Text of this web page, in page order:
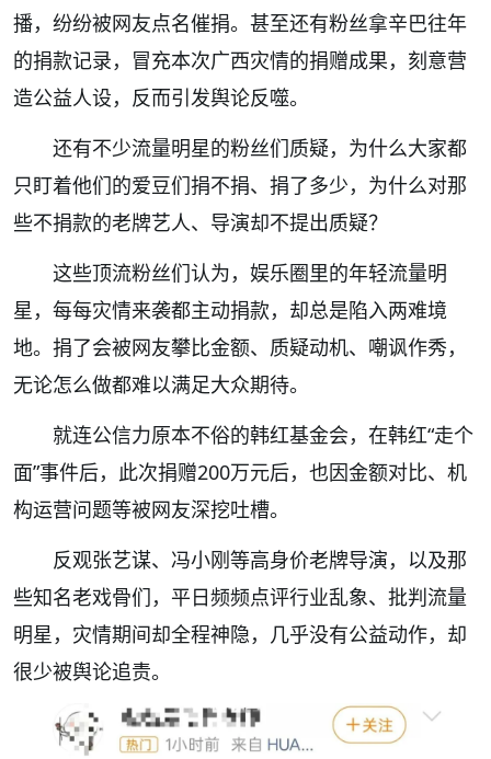
播，纷纷被网友点名催捐。甚至还有粉丝拿辛巴往年
的捐款记录，冒充本次广西灾情的捐赠成果，刻意营
造公益人设，反而引发舆论反噬。
还有不少流量明星的粉丝们质疑，为什么大家都
只盯着他们的爱豆们捐不捐、捐了多少，为什么对那
些不捐款的老牌艺人、导演却不提出质疑？
这些顶流粉丝们认为，娱乐圈里的年轻流量明
星，每每灾情来袭都主动捐款，却总是陷入两难境
地。捐了会被网友攀比金额、质疑动机、嘲讽作秀，
无论怎么做都难以满足大众期待。
就连公信力原本不俗的韩红基金会，在韩红“走个
面”事件后，此次捐赠200万元后，也因金额对比、机
构运营问题等被网友深挖吐槽。
反观张艺谋、冯小刚等高身价老牌导演，以及那
些知名老戏骨们，平日频频点评行业乱象、批判流量
明星，灾情期间却全程神隐，几乎没有公益动作，却
很少被舆论追责。